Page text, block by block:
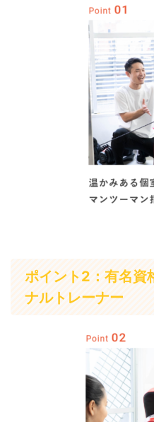
ポイント2：有名資
ナルトレーナー